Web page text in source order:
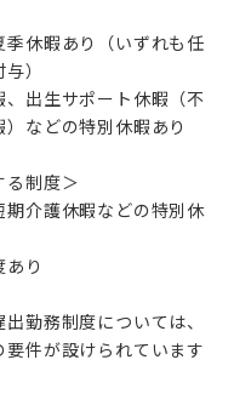
季休暇あり（いずれも任
）
、出生サポート休暇（不
などの特別休暇あり
る制度＞
期介護休暇などの特別休
あり
勤務制度については、
件が設けられています